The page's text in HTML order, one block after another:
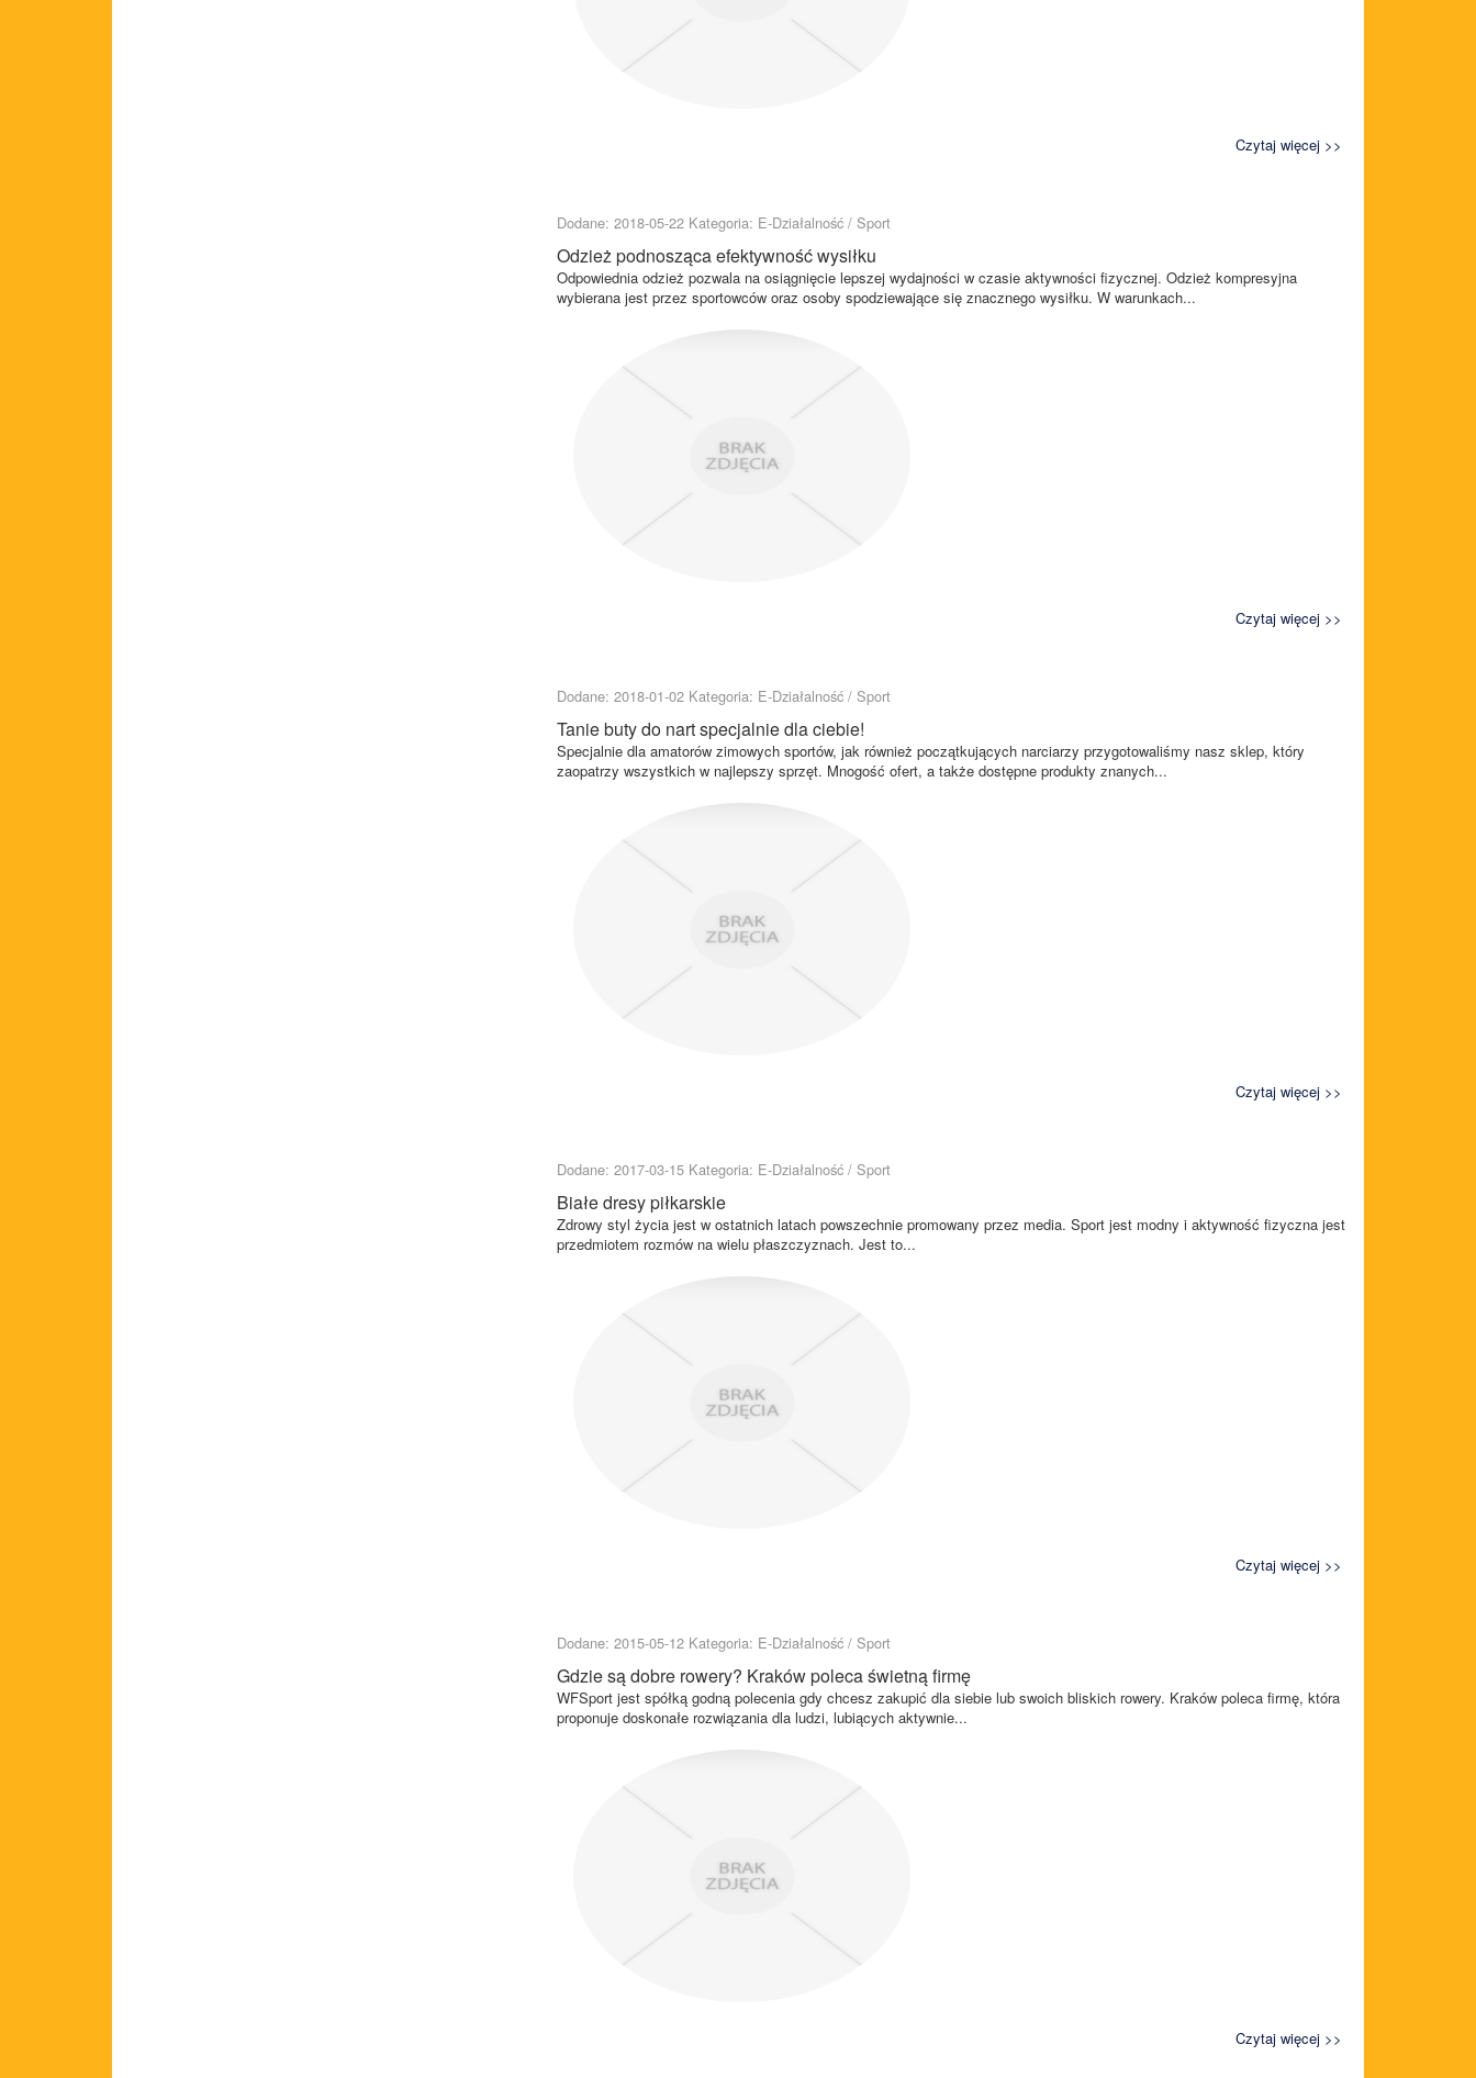
Czytaj więcej >>
Dodane: 2018-05-22 Kategoria: E-Działalność / Sport
Odzież podnosząca efektywność wysiłku
Odpowiednia odzież pozwala na osiągnięcie lepszej wydajności w czasie aktywności fizycznej. Odzież kompresyjna
wybierana jest przez sportowców oraz osoby spodziewające się znacznego wysiłku. W warunkach...
Czytaj więcej >>
Dodane: 2018-01-02 Kategoria: E-Działalność / Sport
Tanie buty do nart specjalnie dla ciebie!
Specjalnie dla amatorów zimowych sportów, jak również początkujących narciarzy przygotowaliśmy nasz sklep, który
zaopatrzy wszystkich w najlepszy sprzęt. Mnogość ofert, a także dostępne produkty znanych...
Czytaj więcej >>
Dodane: 2017-03-15 Kategoria: E-Działalność / Sport
Białe dresy piłkarskie
Zdrowy styl życia jest w ostatnich latach powszechnie promowany przez media. Sport jest modny i aktywność fizyczna jest
przedmiotem rozmów na wielu płaszczyznach. Jest to...
Czytaj więcej >>
Dodane: 2015-05-12 Kategoria: E-Działalność / Sport
Gdzie są dobre rowery? Kraków poleca świetną firmę
WFSport jest spółką godną polecenia gdy chcesz zakupić dla siebie lub swoich bliskich rowery. Kraków poleca firmę, która
proponuje doskonałe rozwiązania dla ludzi, lubiących aktywnie...
Czytaj więcej >>